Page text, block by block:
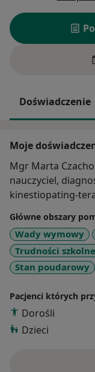
Doświadczenie
Moje
Mgr Marta
nauczyciel,
kinestiopating-
Główne obszary
Wady wymowy
Trudności szkolne
Stan poudarowy
Pacjenci których
Dorośli
Dzieci